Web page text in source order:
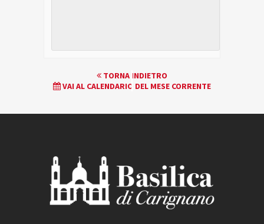
EVENTO
NAVIGATION
TORNA INDIETRO
VAI AL CALENDARIO DEL MESE CORRENTE